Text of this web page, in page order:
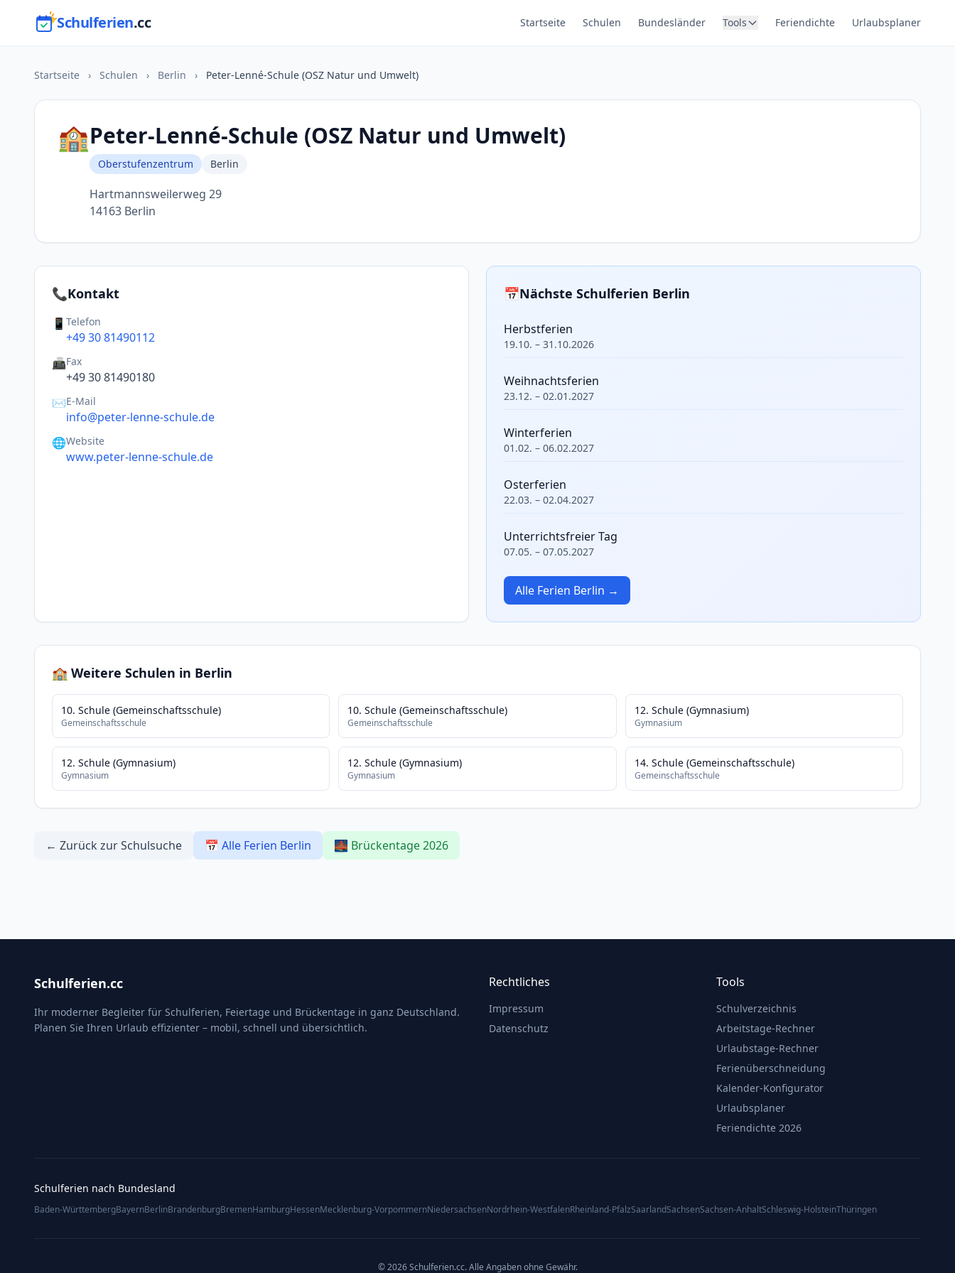
Schulferien.cc Startseite Schulen Bundesländer Tools Feriendichte Urlaubsplaner
Startseite › Schulen › Berlin › Peter-Lenné-Schule (OSZ Natur und Umwelt)
🏫Peter-Lenné-Schule (OSZ Natur und Umwelt)
Oberstufenzentrum Berlin
Hartmannsweilerweg 29
14163 Berlin
📞Kontakt
📱 Telefon
+49 30 81490112
📠Fax
+49 30 81490180
✉️E-Mail
info@peter-lenne-schule.de
🌐Website
www.peter-lenne-schule.de
📅Nächste Schulferien Berlin
Herbstferien
19.10. – 31.10.2026
Weihnachtsferien
23.12. – 02.01.2027
Winterferien
01.02. – 06.02.2027
Osterferien
22.03. – 02.04.2027
Unterrichtsfreier Tag
07.05. – 07.05.2027
Alle Ferien Berlin →
🏫 Weitere Schulen in Berlin
10. Schule (Gemeinschaftsschule)
Gemeinschaftsschule
10. Schule (Gemeinschaftsschule)
Gemeinschaftsschule
12. Schule (Gymnasium)
Gymnasium
12. Schule (Gymnasium)
Gymnasium
12. Schule (Gymnasium)
Gymnasium
14. Schule (Gemeinschaftsschule)
Gemeinschaftsschule
← Zurück zur Schulsuche 📅 Alle Ferien Berlin 🌉 Brückentage 2026
Schulferien.cc
Ihr moderner Begleiter für Schulferien, Feiertage und Brückentage in ganz Deutschland.
Planen Sie Ihren Urlaub effizienter – mobil, schnell und übersichtlich.
Rechtliches
Impressum
Datenschutz
Tools
Schulverzeichnis
Arbeitstage-Rechner
Urlaubstage-Rechner
Ferienüberschneidung
Kalender-Konfigurator
Urlaubsplaner
Feriendichte 2026
Schulferien nach Bundesland
Baden-WürttembergBayernBerlinBrandenburgBremenHamburgHessenMecklenburg-VorpommernNiedersachsenNordrhein-WestfalenRheinland-PfalzSaarlandSachsenSachsen-AnhaltSchleswig-HolsteinThüringen
© 2026 Schulferien.cc. Alle Angaben ohne Gewähr.